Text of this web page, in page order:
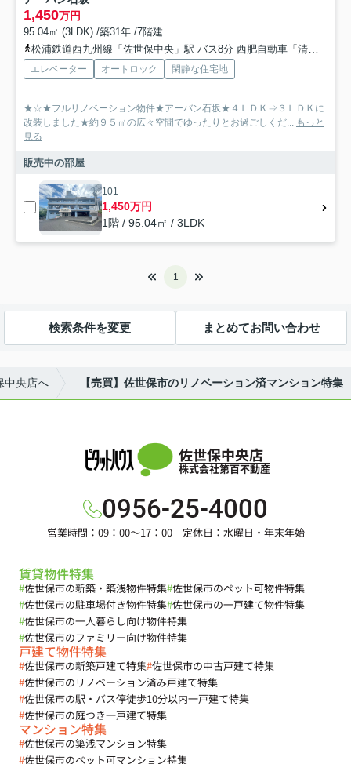
1,450万円
95.04㎡ (3LDK) /築31年 /7階建
松浦鉄道西九州線「佐世保中央」駅 バス8分 西肥自動車「清水町（長崎県）」 停歩6分
エレベーター オートロック 閑静な住宅地
★☆★フルリノベーション物件★アーバン石坂★４ＬＤＫ⇒３ＬＤＫに
改装しました★約９５㎡の広々空間でゆったりとお過ごしくだ...
もっと
見る
販売中の部屋
101
1,450万円
1階 / 95.04㎡ / 3LDK
1
検索条件を変更 まとめてお問い合わせ
中央店へ 【売買】佐世保市のリノベーション済マンション特集
佐世保中央店
株式会社第百不動産
0956-25-4000
営業時間：09：00～17：00 定休日：水曜日・年末年始
賃貸物件特集
#佐世保市の新築・築浅物件特集#佐世保市のペット可物件特集
#佐世保市の駐車場付き物件特集#佐世保市の一戸建て物件特集
#佐世保市の一人暮らし向け物件特集
#佐世保市のファミリー向け物件特集
戸建て物件特集
#佐世保市の新築戸建て特集#佐世保市の中古戸建て特集
#佐世保市のリノベーション済み戸建て特集
#佐世保市の駅・バス停徒歩10分以内一戸建て特集
#佐世保市の庭つき一戸建て特集
マンション特集
#佐世保市の築浅マンション特集
#佐世保市のペット可マンション特集